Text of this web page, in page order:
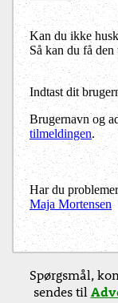
Kan du ikke
Så kan du få
Indtast dit
Brugernavn og
tilmeldingen.
Har du
Maja Mortensen
Spørgsmål,
sendes til